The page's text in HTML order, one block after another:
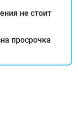
не стоит
просрочка